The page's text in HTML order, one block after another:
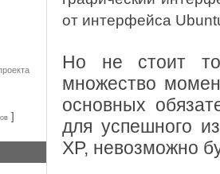
]
от интерфейса
Но не стоит
множество
основных
для успешного
XP, невозможно